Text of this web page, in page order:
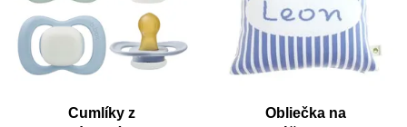
Cumlíky z
Obliečka na